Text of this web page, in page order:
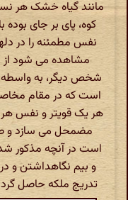
مانند گیاه خشک هر
کوه، پای بر جای
نفس مطمئنه را در
مشاهده می شود از
شخص دیگر، به
است که در مقام
هر یک قویتر و نفس
مضمحل می سازد و
است در آنچه مذکور
و بیم نگاهداشتن و
تدریج ملکه حاصل